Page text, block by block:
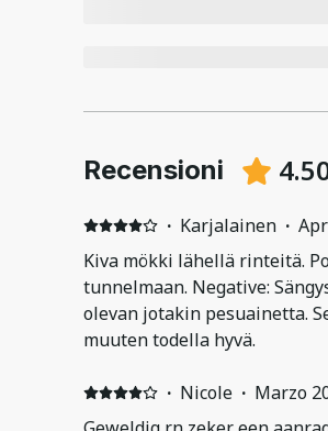
Recensioni
· Karjalainen ·
Kiva mökki lähellä rinteitä.
tunnelmaan. Negative:
olevan jotakin pesuainetta.
muuten todella hyvä.
· Nicole · Marzo